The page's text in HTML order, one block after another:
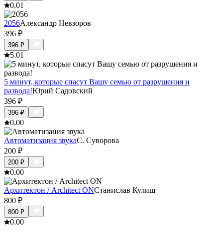
0.01
2056Александр Невзоров
396 ₽
396 ₽
5.01
5 минут, которые спасут Вашу семью от разрушения и
развода!Юрий Садовский
396 ₽
396 ₽
0.00
Автоматизация звукаС. Суворова
200 ₽
200 ₽
0.00
Архитектон / Architect ONСтанислав Кулиш
800 ₽
800 ₽
0.00